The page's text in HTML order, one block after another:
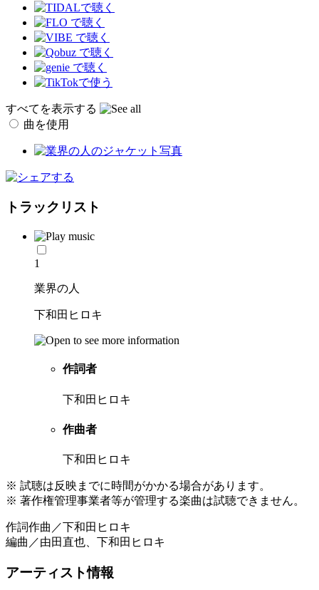
すべてを表示する
曲を使用
トラックリスト
1
業界の人
下和田ヒロキ
作詞者
下和田ヒロキ
作曲者
下和田ヒロキ
※ 試聴は反映までに時間がかかる場合があります。
※ 著作権管理事業者等が管理する楽曲は試聴できません。
作詞作曲／下和田ヒロキ
編曲／由田直也、下和田ヒロキ
アーティスト情報